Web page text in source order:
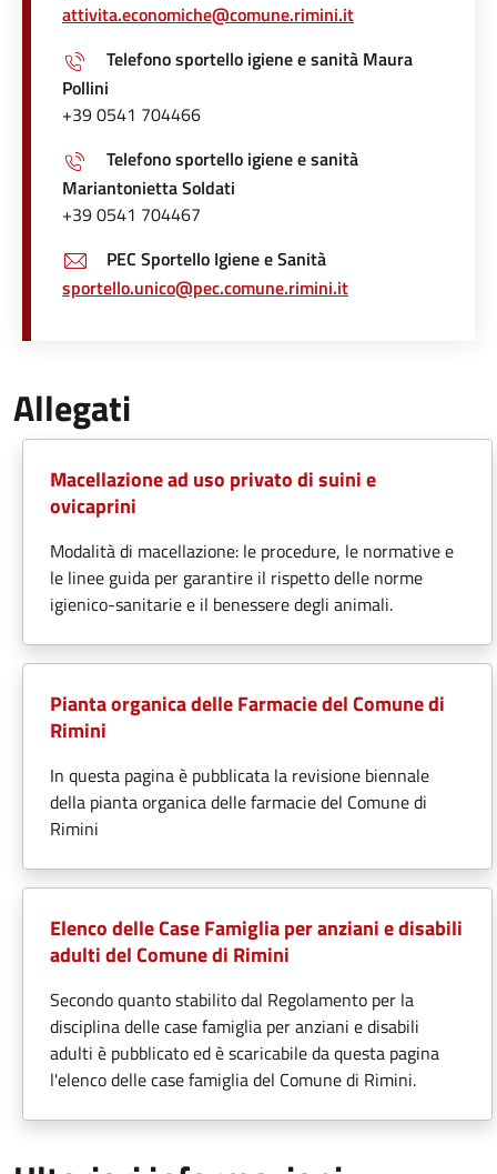
attivita.economiche@comune.rimini.it
Telefono sportello igiene e sanità Maura
Pollini
+39 0541 704466
Telefono sportello igiene e sanità
Mariantonietta Soldati
+39 0541 704467
PEC Sportello Igiene e Sanità
sportello.unico@pec.comune.rimini.it
Allegati
Macellazione ad uso privato di suini e
ovicaprini
Modalità di macellazione: le procedure, le normative e
le linee guida per garantire il rispetto delle norme
igienico-sanitarie e il benessere degli animali.
Pianta organica delle Farmacie del Comune di
Rimini
In questa pagina è pubblicata la revisione biennale
della pianta organica delle farmacie del Comune di
Rimini
Elenco delle Case Famiglia per anziani e disabili
adulti del Comune di Rimini
Secondo quanto stabilito dal Regolamento per la
disciplina delle case famiglia per anziani e disabili
adulti è pubblicato ed è scaricabile da questa pagina
l'elenco delle case famiglia del Comune di Rimini.